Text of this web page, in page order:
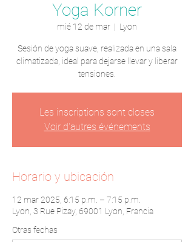
Yoga Korner
mié 12 de mar
  |
Lyon
Sesión de yoga suave, realizada en una sala
climatizada, ideal para dejarse llevar y liberar
tensiones.
Les inscriptions sont closes
Voir d'autres événements
Horario y ubicación
12 mar 2025, 6:15 p.m. – 7:15 p.m.
Lyon, 3 Rue Pizay, 69001 Lyon, Francia
Otras fechas